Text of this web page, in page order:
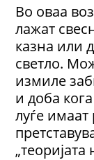
Во оваа
лажат
казна или
светло.
измиле
и доба
луѓе
„теоријата